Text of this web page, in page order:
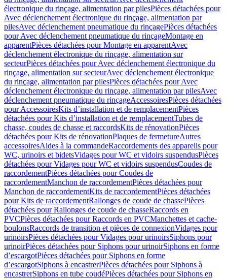
électronique du rinçage, alimentation par pilesPièces détachées pour
Avec déclenchement électronique du rinçage, alimentation par
pilesAvec déclenchement pneumatique du rinçagePièces détachées
pour Avec déclenchement pneumatique du rinçageMontage en
apparentPièces détachées pour Montage en apparentAvec
déclenchement électronique du rinçage, alimentation sur
secteurPièces détachées pour Avec déclenchement électronique du
rinçage, alimentation sur secteurAvec déclenchement électronique
du rinçage, alimentation par pilesPièces détachées pour Avec
déclenchement électronique du rinçage, alimentation par pilesAvec
déclenchement pneumatique du rinçageAccessoiresPièces détachées
pour AccessoiresKits d’installation et de remplacementPièces
détachées pour Kits d’installation et de remplacementTubes de
chasse, coudes de chasse et raccordsKits de rénovationPièces
détachées pour Kits de rénovationPlaques de fermetureAutres
accessoiresAides à la commandeRaccordements des appareils pour
WC, urinoirs et bidetsVidages pour WC et vidoirs suspendusPièces
détachées pour Vidages pour WC et vidoirs suspendusCoudes de
raccordementPièces détachées pour Coudes de
raccordementManchon de raccordementPièces détachées pour
Manchon de raccordementKits de raccordementPièces détachées
pour Kits de raccordementRallonges de coude de chassePièces
détachées pour Rallonges de coude de chasseRaccords en
PVCPièces détachées pour Raccords en PVCManchettes et cache-
boulonsRaccords de transition et pièces de connexionVidages pour
urinoirsPièces détachées pour Vidages pour urinoirsSiphons pour
urinoirPièces détachées pour Siphons pour urinoirSiphons en forme
d’escargotPièces détachées pour Siphons en forme
d’escargotSiphons à encastrerPièces détachées pour Siphons à
encastrerSiphons en tube coudéPièces détachées pour Siphons en